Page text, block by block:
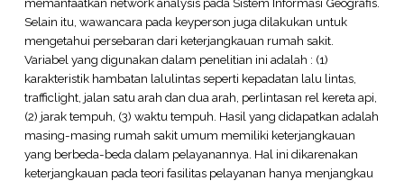
Selain itu, wawancara pada keyperson juga dilakukan untuk
mengetahui persebaran dari keterjangkauan rumah sakit.
Variabel yang digunakan dalam penelitian ini adalah : (1)
karakteristik hambatan lalulintas seperti kepadatan lalu lintas,
trafficlight, jalan satu arah dan dua arah, perlintasan rel kereta api,
(2) jarak tempuh, (3) waktu tempuh. Hasil yang didapatkan adalah
masing-masing rumah sakit umum memiliki keterjangkauan
yang berbeda-beda dalam pelayanannya. Hal ini dikarenakan
keterjangkauan pada teori fasilitas pelayanan hanya menjangkau